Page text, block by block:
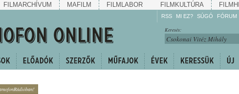
FILMARCHÍVUM MAFILM FILMLABOR FILMKULTÚRA
RSS MI EZ? SÚGÓ
Gyarapítsa!
Kövesse!
FÓRUM
Keresés: